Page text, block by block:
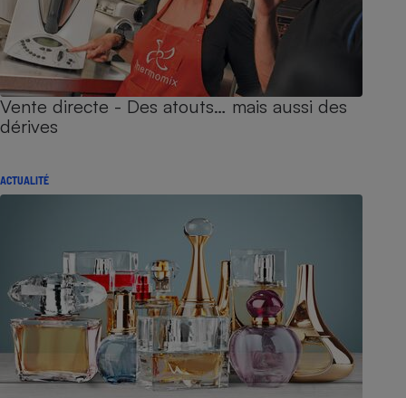
Vente directe - Des atouts… mais aussi des
dérives
ACTUALITÉ